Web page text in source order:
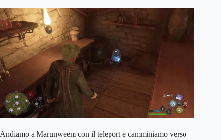
Andiamo a Marunweem con il teleport e camminiamo verso